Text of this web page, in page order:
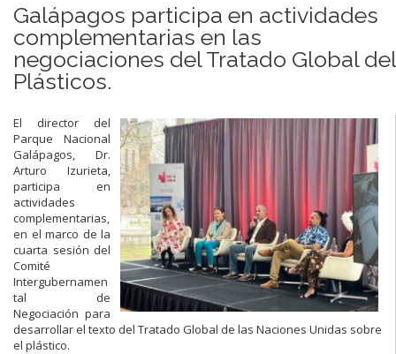
Galápagos participa en actividades
complementarias en las
negociaciones del Tratado Global del
Plásticos.
El director del
Parque Nacional
Galápagos, Dr.
Arturo Izurieta,
participa en
actividades
complementarias,
en el marco de la
cuarta sesión del
Comité
Intergubernamen
tal de
Negociación para
desarrollar el texto del Tratado Global de las Naciones Unidas sobre
el plástico.